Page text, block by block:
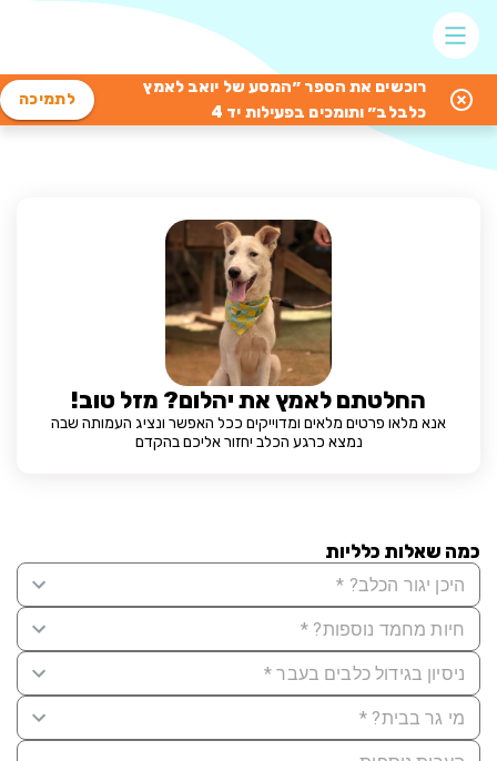
רוכשים את הספר ״המסע של יואב לאמץ
כלבלב״ ותומכים בפעילות יד 4
לתמיכה
החלטתם לאמץ את יהלום? מזל טוב!
אנא מלאו פרטים מלאים ומדוייקים ככל האפשר ונציג העמותה שבה
נמצא כרגע הכלב יחזור אליכם בהקדם
כמה שאלות כלליות